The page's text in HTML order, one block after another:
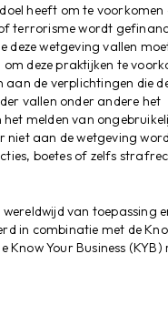
heeft om te
terrorisme wordt
deze wetgeving vallen
deze praktijken te
aan de verplichtingen die
vallen onder andere het
het melden van
niet aan de wetgeving
boetes of zelfs
wereldwijd van toepassing
in combinatie met de
Know Your Business